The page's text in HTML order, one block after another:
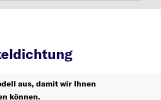
aus, damit wir Ihnen
können.